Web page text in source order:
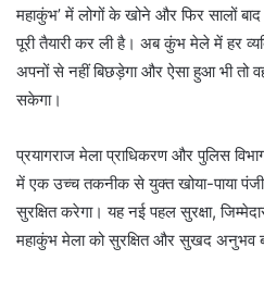
महाकुंभ’ में लोगों के खोने और फिर सालों
पूरी तैयारी कर ली है। अब कुंभ मेले में हर
अपनों से नहीं बिछड़ेगा और ऐसा हुआ भी तो
सकेगा।
प्रयागराज मेला प्राधिकरण और पुलिस
में एक उच्च तकनीक से युक्त खोया-पाया
सुरक्षित करेगा। यह नई पहल सुरक्षा,
महाकुंभ मेला को सुरक्षित और सुखद अनुभव